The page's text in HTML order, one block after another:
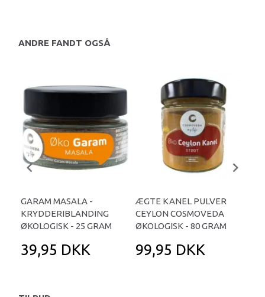
ANDRE FANDT OGSÅ
GARAM MASALA -
KRYDDERIBLANDING
ØKOLOGISK - 25 GRAM
39,95 DKK
ÆGTE KANEL PULVER
CEYLON COSMOVEDA
ØKOLOGISK - 80 GRAM
99,95 DKK